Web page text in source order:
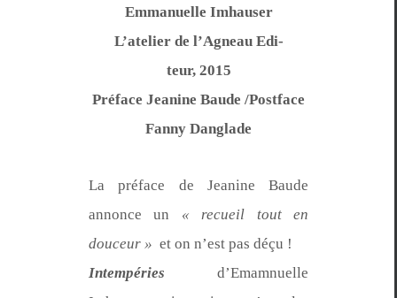
Emmanuelle Imhauser
L’ate­lier de l’Ag­neau Edi­
teur, 2015
Pré­face Jea­nine Baude /Postface
Fan­ny Danglade
La pré­face de Jea­nine Baude
annonce un « recueil tout en
douceur » et on n’est pas déçu !
Intem­péries d’E­mam­nuelle